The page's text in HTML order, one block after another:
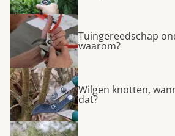
Tuingereedschap
waarom?
Wilgen knotten,
dat?